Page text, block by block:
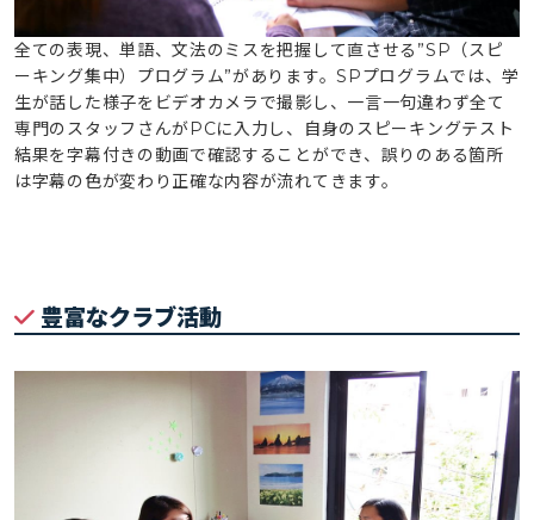
全ての表現、単語、文法のミスを把握して直させる”SP（スピ
ーキング集中）プログラム”があります。SPプログラムでは、学
生が話した様子をビデオカメラで撮影し、一言一句違わず全て
専門のスタッフさんがPCに入力し、自身のスピーキングテスト
結果を字幕付きの動画で確認することができ、誤りのある箇所
は字幕の色が変わり正確な内容が流れてきます。
豊富なクラブ活動